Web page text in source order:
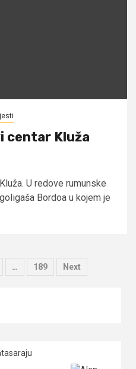
centar Kluža
U redove rumunske
Bordoa u kojem je
… 189 Next